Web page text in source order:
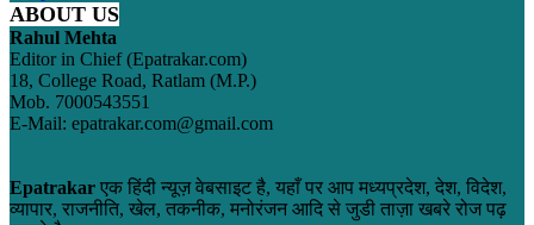
ABOUT US
Rahul Mehta
Editor in Chief (Epatrakar.com)
18, College Road, Ratlam (M.P.)
Mob. 7000543551
E-Mail: epatrakar.com@gmail.com
Epatrakar एक हिंदी न्यूज़ वेबसाइट है, यहाँ पर आप मध्यप्रदेश, देश, विदेश,
व्यापार, राजनीति, खेल, तकनीक, मनोरंजन आदि से जुडी ताज़ा खबरे रोज पढ़